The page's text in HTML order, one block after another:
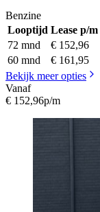
Benzine
Looptijd Lease p/m
72 mnd
€ 152,96
60 mnd
€ 161,95
Bekijk meer opties
Vanaf
€ 152,96p/m